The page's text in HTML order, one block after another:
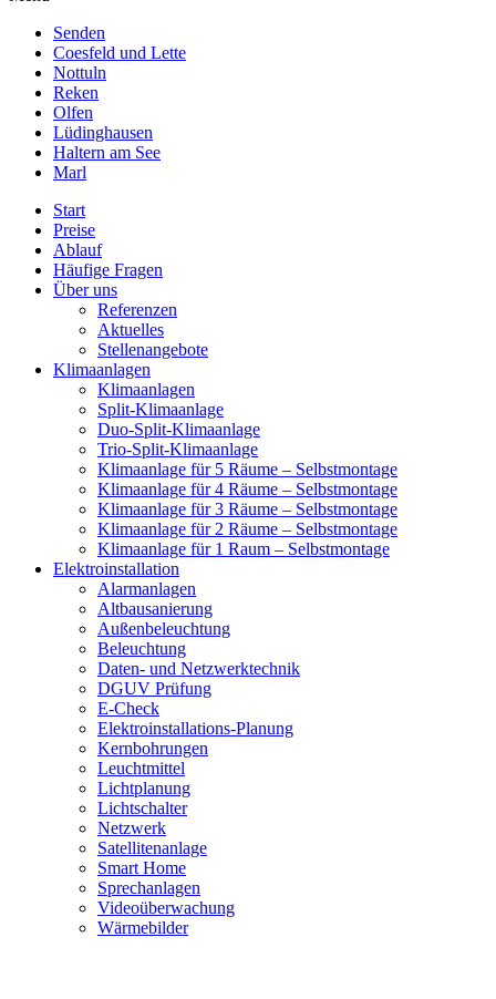
Senden
Coesfeld und Lette
Nottuln
Reken
Olfen
Lüdinghausen
Haltern am See
Marl
Start
Preise
Ablauf
Häufige Fragen
Über uns
Referenzen
Aktuelles
Stellenangebote
Klimaanlagen
Klimaanlagen
Split-Klimaanlage
Duo-Split-Klimaanlage
Trio-Split-Klimaanlage
Klimaanlage für 5 Räume – Selbstmontage
Klimaanlage für 4 Räume – Selbstmontage
Klimaanlage für 3 Räume – Selbstmontage
Klimaanlage für 2 Räume – Selbstmontage
Klimaanlage für 1 Raum – Selbstmontage
Elektroinstallation
Alarmanlagen
Altbausanierung
Außenbeleuchtung
Beleuchtung
Daten- und Netzwerktechnik
DGUV Prüfung
E-Check
Elektroinstallations-Planung
Kernbohrungen
Leuchtmittel
Lichtplanung
Lichtschalter
Netzwerk
Satellitenanlage
Smart Home
Sprechanlagen
Videoüberwachung
Wärmebilder